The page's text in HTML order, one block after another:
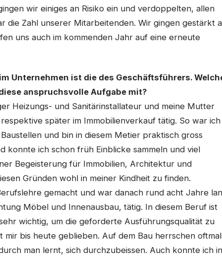
wir einiges an Risiko ein und verdoppelten, allen
die Zahl unserer Mitarbeitenden. Wir gingen gestärkt
uns auch im kommenden Jahr auf eine erneute
Unternehmen ist die des Geschäftsführers.
anspruchsvolle Aufgabe mit?
Heizungs- und Sanitärinstallateur und meine Mutter
später im Immobilienverkauf tätig. So war
und bin in diesem Metier praktisch gross
konnte ich schon früh Einblicke sammeln und viel
Begeisterung für Immobilien, Architektur und
Gründen wohl in meiner Kindheit zu finden.
gemacht und war danach rund acht Jahre
Möbel und Innenausbau, tätig. In diesem Beruf ist
wichtig, um die geforderte Ausführungsqualität zu
mir bis heute geblieben. Auf dem Bau herrschen
man lernt, sich durchzubeissen. Auch konnte ich in